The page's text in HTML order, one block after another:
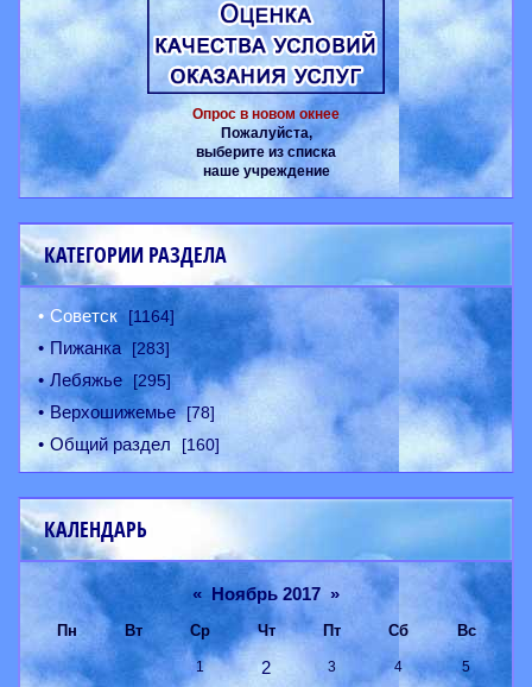
Опрос в новом окнее
Пожалуйста,
выберите из списка
наше учреждение
КАТЕГОРИИ РАЗДЕЛА
Советск [1164]
Пижанка [283]
Лебяжье [295]
Верхошижемье [78]
Общий раздел [160]
КАЛЕНДАРЬ
« Ноябрь 2017 »
Пн Вт Ср Чт Пт Сб Вс
1 2 3 4 5